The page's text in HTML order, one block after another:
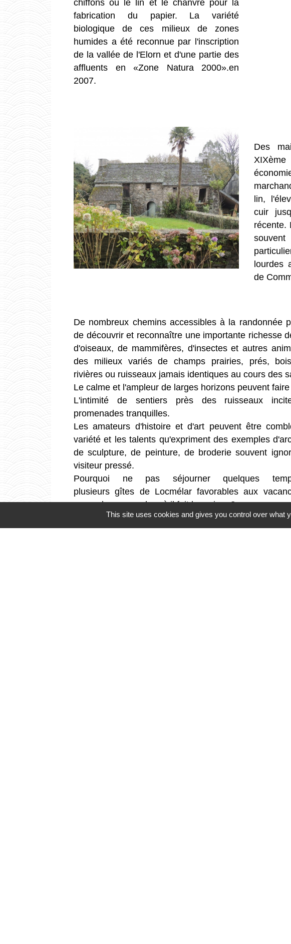
chiffons ou le lin et le chanvre pour la
fabrication du papier. La variété
biologique de ces milieux de zones
humides a été reconnue par l'inscription
de la vallée de l'Elorn et d'une partie des
affluents en «Zone Natura 2000».en
2007.
Des
lin,
cuir
récente.
lourdes
de
De nombreux chemins accessibles à la randonnée
de découvrir et reconnaître une importante richesse
d'oiseaux, de mammifères, d'insectes et autres
des milieux variés de champs prairies, prés,
rivières ou ruisseaux jamais identiques au cours des
Le calme et l'ampleur de larges horizons peuvent faire
L'intimité de sentiers près des ruisseaux
promenades tranquilles.
Les amateurs d'histoire et d'art peuvent être
variété et les talents qu'expriment des exemples
de sculpture, de peinture, de broderie souvent
visiteur pressé.
Pourquoi ne pas séjourner quelques
plusieurs gîtes de Locmélar favorables aux
repos dans ce cadre où il fait bon vivre ?
This site uses cookies and gives you control over what